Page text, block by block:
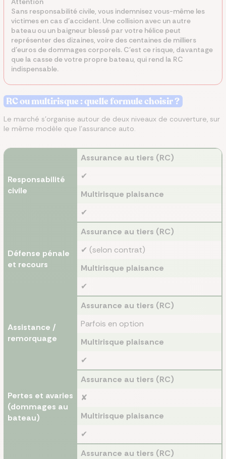
Sans responsabilité civile, vous indemnisez vous-même les
victimes en cas d'accident. Une collision avec un autre
bateau ou un baigneur blessé par votre hélice peut
représenter des dizaines, voire des centaines de milliers
d'euros de dommages corporels. C'est ce risque, davantage
que la casse de votre propre bateau, qui rend la RC
indispensable.
RC ou multirisque : quelle formule choisir ?
Le marché s'organise autour de deux niveaux de couverture, sur
le même modèle que l'assurance auto.
Responsabilité
civile
Assurance au tiers (RC)
✔
Multirisque plaisance
✔
Défense pénale
et recours
Assurance au tiers (RC)
✔ (selon contrat)
Multirisque plaisance
✔
Assistance /
remorquage
Assurance au tiers (RC)
Parfois en option
Multirisque plaisance
✔
Pertes et avaries
(dommages au
bateau)
Assurance au tiers (RC)
✘
Multirisque plaisance
✔
Assurance au tiers (RC)